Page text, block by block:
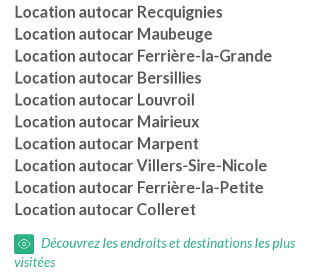
Location autocar Recquignies
Location autocar Maubeuge
Location autocar Ferrière-la-Grande
Location autocar Bersillies
Location autocar Louvroil
Location autocar Mairieux
Location autocar Marpent
Location autocarVillers-Sire-Nicole
Location autocar Ferrière-la-Petite
Location autocarColleret
Découvrez les endroits et destinations les plus
visitées